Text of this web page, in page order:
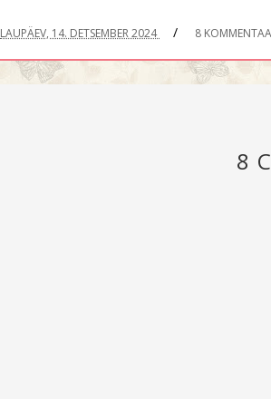
LAUPÄEV, 14. DETSEMBER 2024 / 8
8